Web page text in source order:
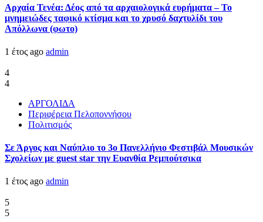
Αρχαία Τενέα: Δέος από τα αρχαιολογικά ευρήματα – Το
μνημειώδες ταφικό κτίσμα και το χρυσό δαχτυλίδι του
Απόλλωνα (φωτο)
1 έτος ago admin
4
4
ΑΡΓΟΛΙΔΑ
Περιφέρεια Πελοποννήσου
Πολιτισμός
Σε Άργος και Ναύπλιο το 3ο Πανελλήνιο Φεστιβάλ Μουσικών
Σχολείων με guest star την Ευανθία Ρεμπούτσικα
1 έτος ago admin
5
5